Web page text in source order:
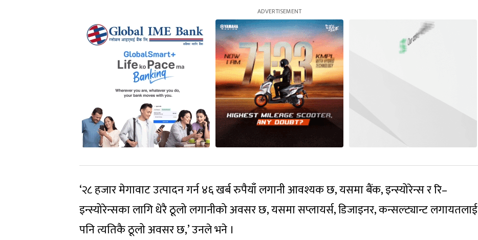
‘२८ हजार मेगावाट उत्पादन गर्न ४६ खर्ब रुपैयाँ लगानी आवश्यक छ, यसमा बैंक, इन्स्योरेन्स र रि–
इन्स्योरेन्सका लागि धेरै ठूलो लगानीको अवसर छ, यसमा सप्लायर्स, डिजाइनर, कन्सल्ट्यान्ट लगायतलाई
पनि त्यतिकै ठूलो अवसर छ,’ उनले भने ।